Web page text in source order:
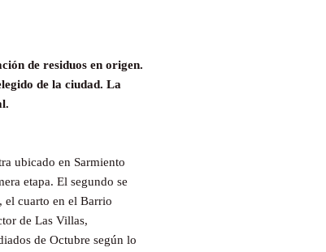
de residuos en origen.
de la ciudad. La
ubicado en Sarmiento
etapa. El segundo se
el cuarto en el Barrio
de Las Villas,
de Octubre según lo